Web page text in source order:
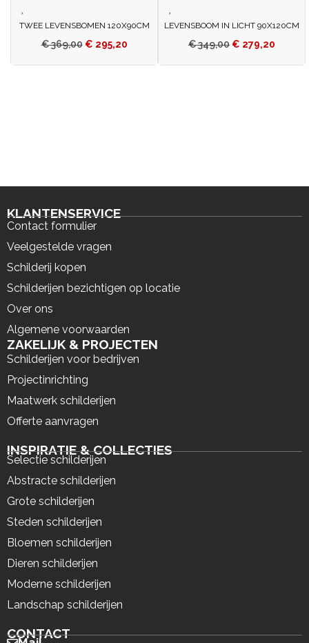
TWEE LEVENSBOMEN 120X90CM
€369,00 € 295,20
LEVENSBOOM IN LICHT 90X120CM
€349,00 € 279,20
KLANTENSERVICE
Contact formulier
Veelgestelde vragen
Schilderij kopen
Schilderijen bezichtigen op locatie
Over ons
Algemene voorwaarden
ZAKELIJK & PROJECTEN
Schilderijen voor bedrijven
Projectinrichting
Maatwerk schilderijen
Offerte aanvragen
INSPIRATIE & COLLECTIES
Selectie schilderijen
Abstracte schilderijen
Grote schilderijen
Steden schilderijen
Bloemen schilderijen
Dieren schilderijen
Moderne schilderijen
Landschap schilderijen
CONTACT